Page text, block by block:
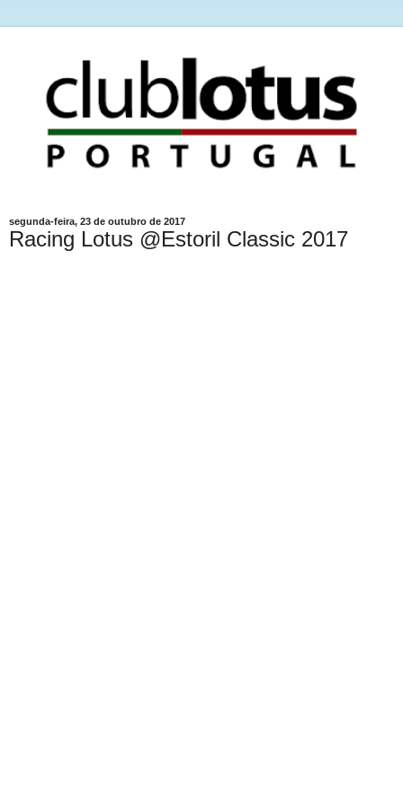
segunda-feira, 23 de outubro de 2017
Racing Lotus @Estoril Classic 2017